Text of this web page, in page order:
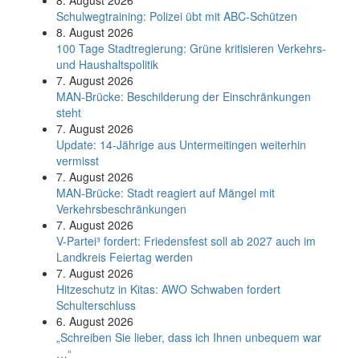
Schul­weg­trai­ning: Poli­zei übt mit ABC-Schüt­zen
8. August 2026
100 Tage Stadtregierung: Grüne kritisieren Verkehrs-
und Haushaltspolitik
7. August 2026
MAN-Brücke: Beschilderung der Einschränkungen
steht
7. August 2026
Update: 14-Jährige aus Untermeitingen weiterhin
vermisst
7. August 2026
MAN-Brücke: Stadt reagiert auf Mängel mit
Verkehrsbeschränkungen
7. August 2026
V-Partei­³ fordert: Friedens­fest soll ab 2027 auch im
Land­kreis Feier­tag werden
7. August 2026
Hitzeschutz in Kitas: AWO Schwaben fordert
Schulterschluss
6. August 2026
„Schreiben Sie lieber, dass ich Ihnen unbequem war
…“